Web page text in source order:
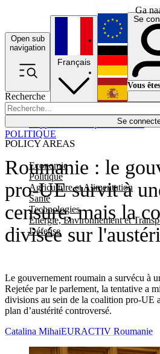
Ga
Open sub
navigation
Recherche
Se
POLICY AREAS
Economie
Politique
Agriculture et Alimentation
Santé
Technologies
Energie, Environnement et
Défense
Économie
Français
English
Deutsch
Español
Se
Vous
Roumanie : le
pro-UE survit à
censure, mais la
divisée sur
Le gouvernement roumain a survécu à
Rejetée par le parlement, la tentative a
divisions au sein de la coalition pro-UE
plan d’austérité controversé.
POLITIQUE
Catalina MihaiEURACTIV Roumanie